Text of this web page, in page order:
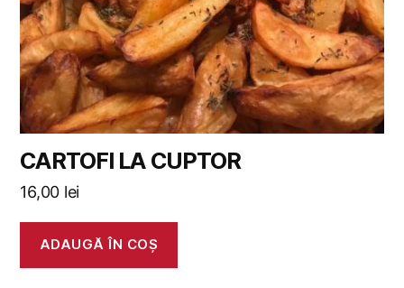
CARTOFI LA CUPTOR
16,00 lei
ADAUGĂ ÎN COȘ